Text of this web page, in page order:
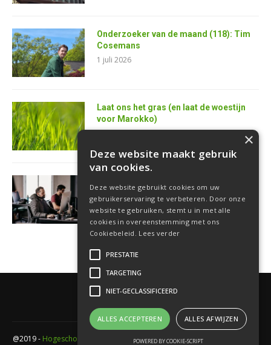
Onderzoeker van de maand (118): Tim
Cosemans
1 juli 2026
Laat ons het gras (en laat de woestijn
voor Marokko)
25 juni 2026
softwareontwikkelaar
18 juni 2026
@2019 - Hogeschool PXL
- Elfde-liniestraat 24 Gebouw A , 3500 Hasselt -
×
Deze website maakt gebruik
van cookies.
Deze website gebruikt cookies om uw
gebruikerservaring te verbeteren. Door onze
website te gebruiken, stemt u in met alle
cookies in overeenstemming met ons
Cookiebeleid. Lees verder
PRESTATIE
TARGETING
NIET-GECLASSIFICEERD
ALLES ACCEPTEREN ALLES AFWIJZEN
POWERED BY COOKIE-SCRIPT